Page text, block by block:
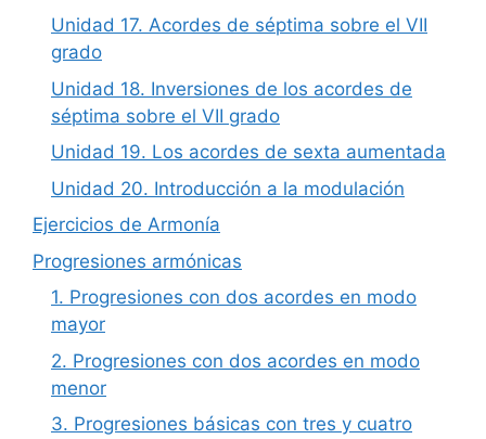
Unidad 17. Acordes de séptima sobre el VII
grado
Unidad 18. Inversiones de los acordes de
séptima sobre el VII grado
Unidad 19. Los acordes de sexta aumentada
Unidad 20. Introducción a la modulación
Ejercicios de Armonía
Progresiones armónicas
1. Progresiones con dos acordes en modo
mayor
2. Progresiones con dos acordes en modo
menor
3. Progresiones básicas con tres y cuatro